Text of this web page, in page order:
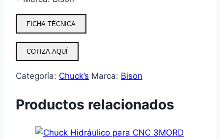
FICHA TÉCNICA
COTIZA AQUÍ
Categoría: Chuck’s Marca: Bison
Productos relacionados